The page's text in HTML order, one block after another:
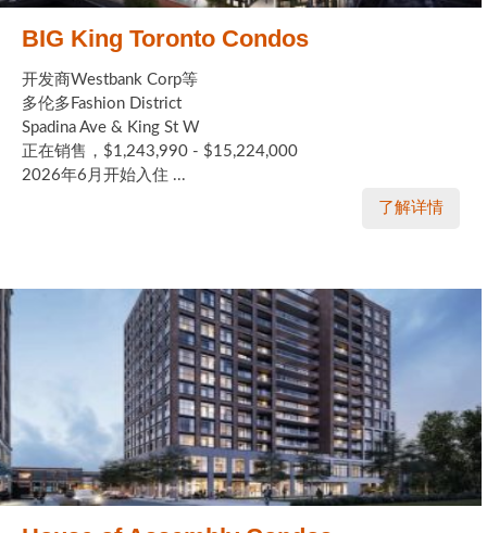
BIG King Toronto Condos
开发商Westbank Corp等
多伦多Fashion District
Spadina Ave & King St W
正在销售，$1,243,990 - $15,224,000
2026年6月开始入住 ...
了解详情